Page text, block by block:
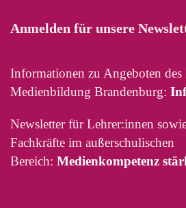
Anmelden für unsere
Informationen zu Angeboten des
Medienbildung Brandenburg:
Newsletter für Lehrer:innen
Fachkräfte im außerschulischen
Bereich: Medienkompetenz